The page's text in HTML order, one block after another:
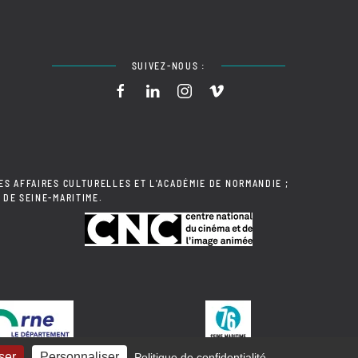
SUIVEZ-NOUS :
AFFAIRES CULTURELLES ET L'ACADÉMIE DE NORMANDIE ;
SEINE-MARITIME.